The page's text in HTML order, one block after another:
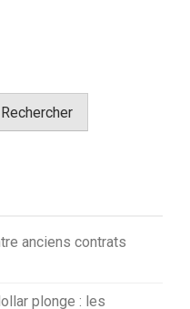
Rechercher
anciens contrats
plonge : les